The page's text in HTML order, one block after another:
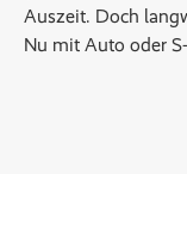
Auszeit. Doch
Nu mit Auto oder